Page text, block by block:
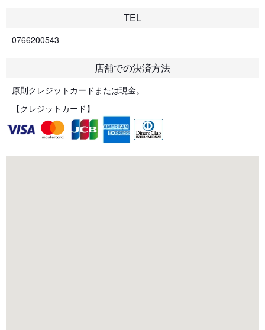
TEL
0766200543
店舗での決済方法
原則クレジットカードまたは現金。
【クレジットカード】